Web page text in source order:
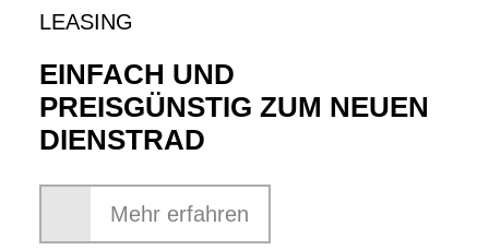
LEASING
EINFACH UND
PREISGÜNSTIG ZUM NEUEN
DIENSTRAD
Mehr erfahren